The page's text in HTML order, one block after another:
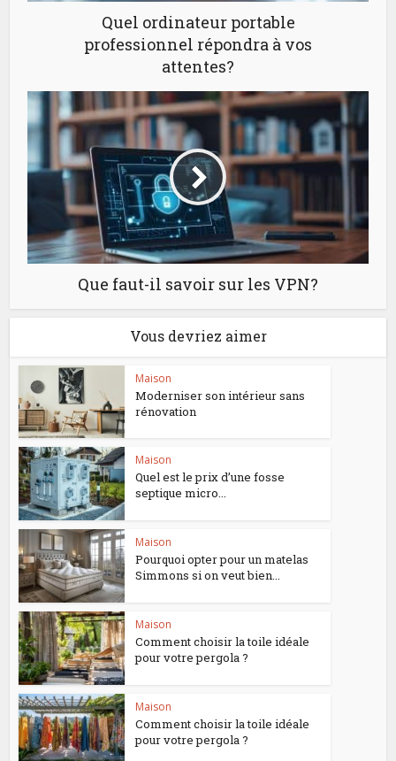
Quel ordinateur portable
professionnel répondra à vos
attentes?
Que faut-il savoir sur les VPN?
Vous devriez aimer
Maison
Moderniser son intérieur sans
rénovation
Maison
Quel est le prix d’une fosse
septique micro...
Maison
Pourquoi opter pour un matelas
Simmons si on veut bien...
Maison
Comment choisir la toile idéale
pour votre pergola ?
Maison
Comment choisir la toile idéale
pour votre pergola ?